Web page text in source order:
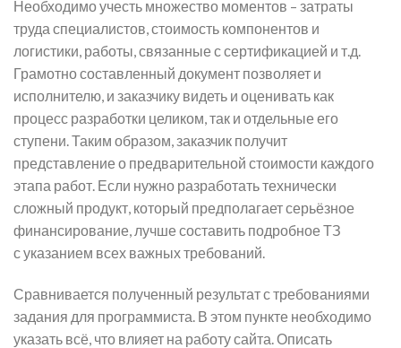
Необходимо учесть множество моментов – затраты
труда специалистов, стоимость компонентов и
логистики, работы, связанные с сертификацией и т.д.
Грамотно составленный документ позволяет и
исполнителю, и заказчику видеть и оценивать как
процесс разработки целиком, так и отдельные его
ступени. Таким образом, заказчик получит
представление о предварительной стоимости каждого
этапа работ. Если нужно разработать технически
сложный продукт, который предполагает серьёзное
финансирование, лучше составить подробное ТЗ
с указанием всех важных требований.
Сравнивается полученный результат с требованиями
задания для программиста. В этом пункте необходимо
указать всё, что влияет на работу сайта. Описать